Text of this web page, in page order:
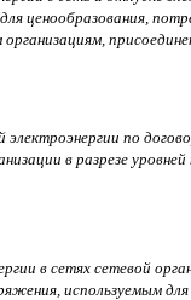
ценообразования,
по
в разрезе
в сетях сетевой
используемым для